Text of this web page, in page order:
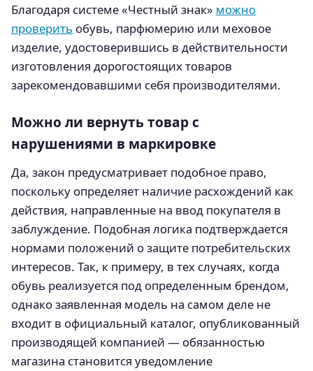
Благодаря системе «Честный знак» можно
проверить обувь, парфюмерию или меховое
изделие, удостоверившись в действительности
изготовления дорогостоящих товаров
зарекомендовавшими себя производителями.
Можно ли вернуть товар с
нарушениями в маркировке
Да, закон предусматривает подобное право,
поскольку определяет наличие расхождений как
действия, направленные на ввод покупателя в
заблуждение. Подобная логика подтверждается
нормами положений о защите потребительских
интересов. Так, к примеру, в тех случаях, когда
обувь реализуется под определенным брендом,
однако заявленная модель на самом деле не
входит в официальный каталог, опубликованный
производящей компанией — обязанностью
магазина становится уведомление